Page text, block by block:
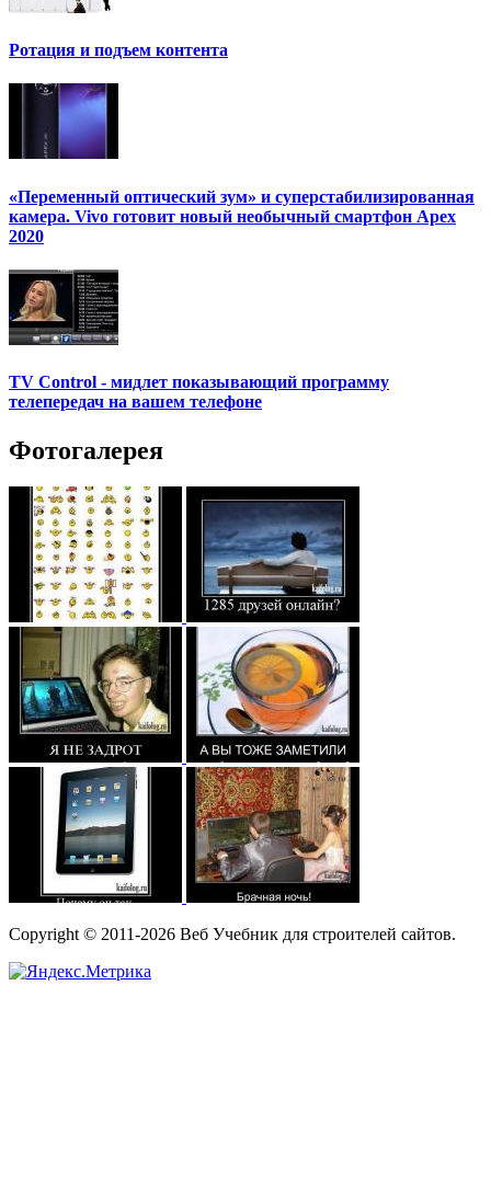
Ротация и подъем контента
«Переменный оптический зум» и суперстабилизированная
камера. Vivo готовит новый необычный смартфон Apex
2020
TV Control - мидлет показывающий программу
телепередач на вашем телефоне
Фотогалерея
Copyright © 2011-2026 Веб Учебник для строителей сайтов.